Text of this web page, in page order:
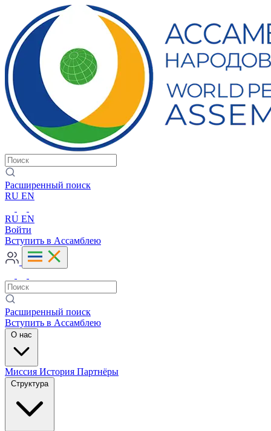
Расширенный поиск
RU EN
RU EN
Войти
Вступить в Ассамблею
Расширенный поиск
Вступить в Ассамблею
О нас
Миссия История Партнёры
Структура